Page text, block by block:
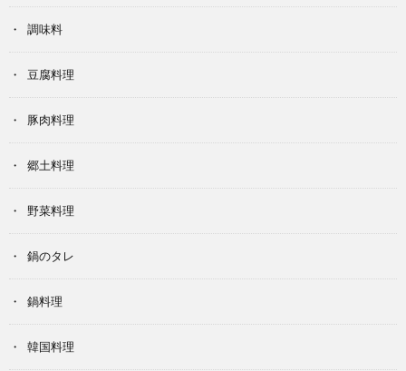
調味料
豆腐料理
豚肉料理
郷土料理
野菜料理
鍋のタレ
鍋料理
韓国料理